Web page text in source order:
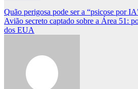
Post
navigation
Quão perigosa pode ser a “psicose por
Avião secreto captado sobre a Área 51:
dos EUA